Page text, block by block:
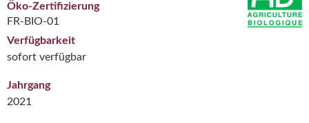
Öko-Zertifizierung
FR-BIO-01
Verfügbarkeit
sofort verfügbar
Jahrgang
2021